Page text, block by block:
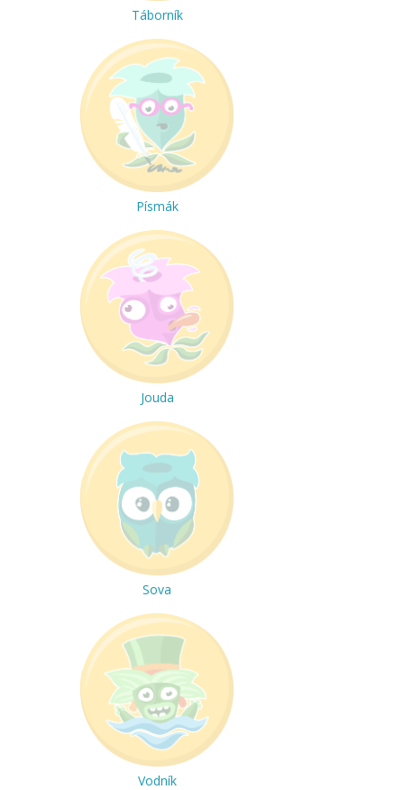
Táborník
Písmák
Jouda
Sova
Vodník